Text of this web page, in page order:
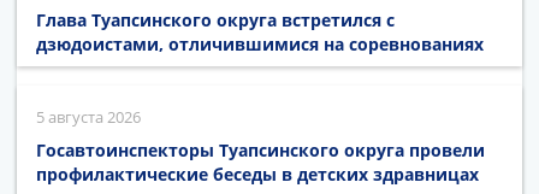
Глава Туапсинского округа встретился с
дзюдоистами, отличившимися на соревнованиях
5 августа 2026
Госавтоинспекторы Туапсинского округа провели
профилактические беседы в детских здравницах